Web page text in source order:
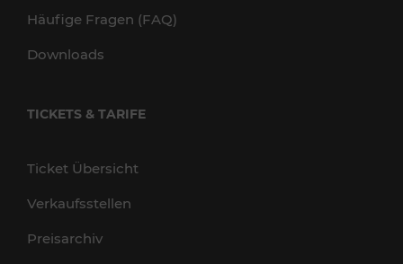
Häufige Fragen (FAQ)
Downloads
TICKETS & TARIFE
Ticket Übersicht
Verkaufsstellen
Preisarchiv